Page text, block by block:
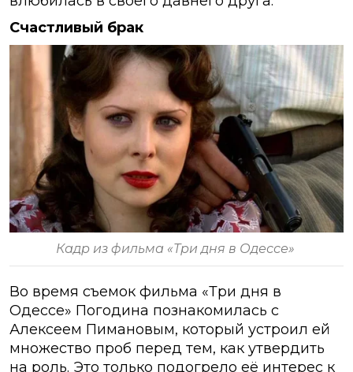
Счастливый брак
Кадр из фильма «Три дня в Одессе»
Во время съемок фильма «Три дня в
Одессе» Погодина познакомилась с
Алексеем Пимановым, который устроил ей
множество проб перед тем, как утвердить
на роль. Это только подогрело её интерес к